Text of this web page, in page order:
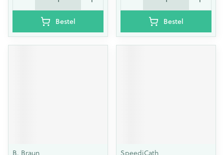
Bestel Bestel
B. Braun SpeediCath